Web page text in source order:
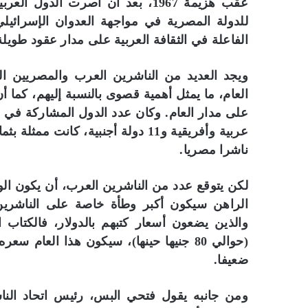
عقب هزيمة 1967، بعد أن أصرت
للدولة المصرية في مواجهة العدوان
الفاعلة في الثقافة العربية على مدار عقود
ويجد العديد من الناشرين العرب والمصريين
العام، ما يمثل أهمية قصوى بالنسبة إليهم، كما
ناشرا مصريا.
لكن يتوقع عدد من الناشرين العرب، أن يكون
الراهن سيكون أكبر وطأة خاصة على
والذين يضعون أسعار كتبهم بالدولار،
ضعيفا.
ومن جانبه يقول فتحي البس، رئيس اتحاد